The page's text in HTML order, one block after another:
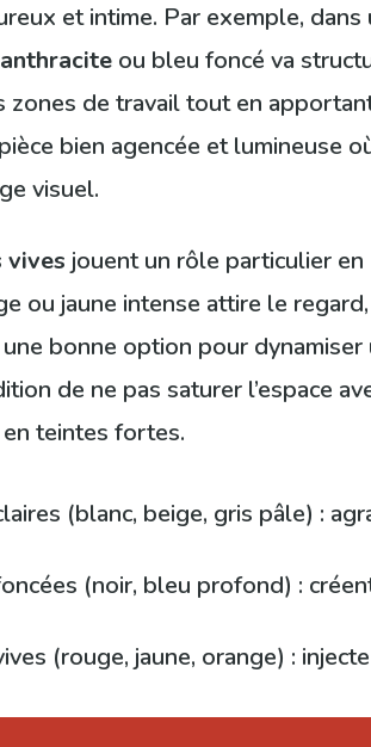
et intime. Par exemple, dans
ou bleu foncé va
zones de travail tout en
bien agencée et lumineuse
visuel.
vives jouent un rôle particulier en
ou jaune intense attire le
une bonne option pour
de ne pas saturer l’espace
teintes fortes.
(blanc, beige, gris pâle) :
(noir, bleu profond) :
(rouge, jaune, orange) :